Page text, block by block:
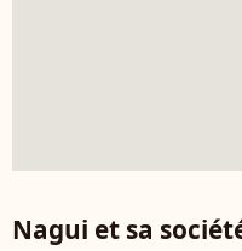
Nagui et sa